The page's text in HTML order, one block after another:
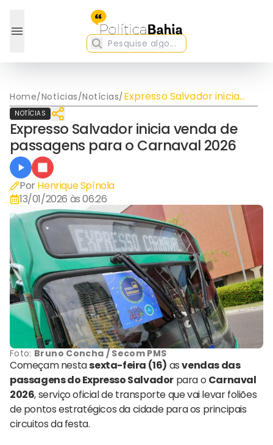
Home/Notícias/Notícias/Expresso Salvador inicia
venda de passagens para
o Carnaval 2026
NOTÍCIAS
Expresso Salvador inicia venda de
passagens para o Carnaval 2026
Por Henrique Spínola
13/01/2026 às 06:26
Foto: Bruno Concha / Secom PMS
Começam nestasexta-feira (16) asvendas das
passagens do Expresso Salvador para o Carnaval
2026, serviço oficial de transporte que vai levar foliões
de pontos estratégicos da cidade para os principais
circuitos da festa.